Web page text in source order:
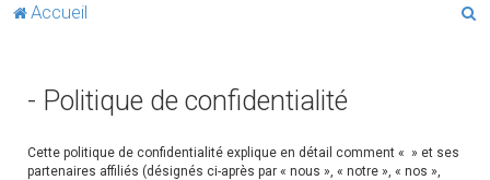
Accueil
- Politique de confidentialité
Cette politique de confidentialité explique en détail comment « » et ses
partenaires affiliés (désignés ci-après par « nous », « notre », « nos »,